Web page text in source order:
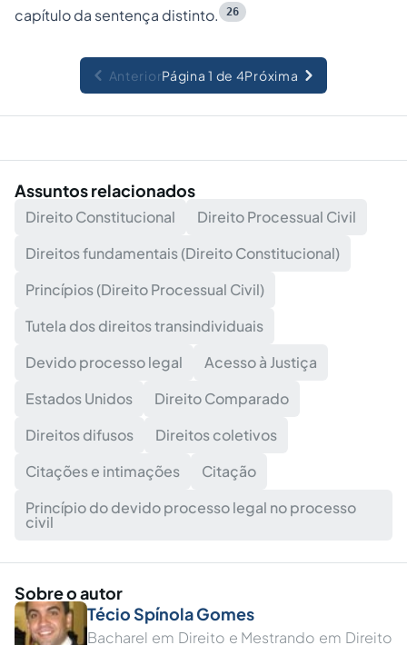
capítulo da sentença distinto.
26
AnteriorPágina 1 de 4Próxima
Assuntos relacionados
Direito Constitucional
Direito Processual Civil
Direitos fundamentais (Direito Constitucional)
Princípios (Direito Processual Civil)
Tutela dos direitos transindividuais
Devido processo legal
Acesso à Justiça
Estados Unidos
Direito Comparado
Direitos difusos
Direitos coletivos
Citações e intimações
Citação
Princípio do devido processo legal no processo
civil
Sobre o autor
Técio Spínola Gomes
Bacharel em Direito e Mestrando em Direito